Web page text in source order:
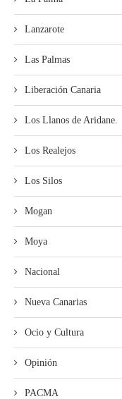
Lanzarote
Las Palmas
Liberación Canaria
Los Llanos de Aridane.
Los Realejos
Los Silos
Mogan
Moya
Nacional
Nueva Canarias
Ocio y Cultura
Opinión
PACMA